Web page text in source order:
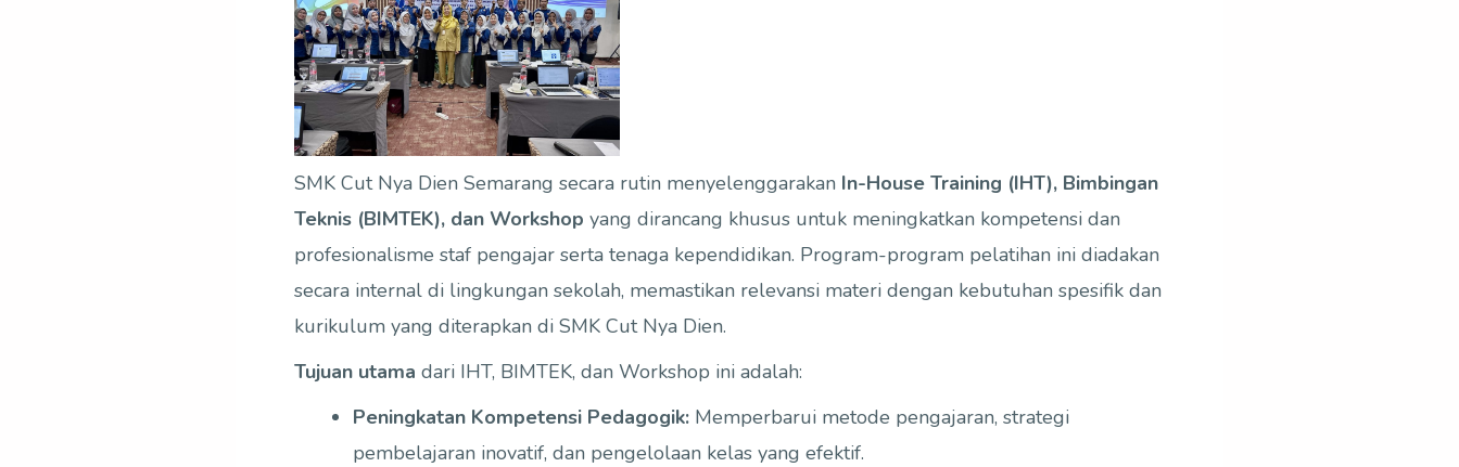
SMK Cut Nya Dien Semarang secara rutin menyelenggarakan In-House Training (IHT), Bimbingan
Teknis (BIMTEK), dan Workshop yang dirancang khusus untuk meningkatkan kompetensi dan
profesionalisme staf pengajar serta tenaga kependidikan. Program-program pelatihan ini diadakan
secara internal di lingkungan sekolah, memastikan relevansi materi dengan kebutuhan spesifik dan
kurikulum yang diterapkan di SMK Cut Nya Dien.
Tujuan utama dari IHT, BIMTEK, dan Workshop ini adalah:
Peningkatan Kompetensi Pedagogik: Memperbarui metode pengajaran, strategi
pembelajaran inovatif, dan pengelolaan kelas yang efektif.